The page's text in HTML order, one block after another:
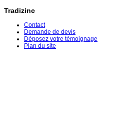
Tradizinc
Contact
Demande de devis
Déposez votre témoignage
Plan du site